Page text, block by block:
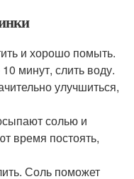
и хорошо помыть.
минут, слить воду.
улучшиться,
солью и
время постоять,
Соль поможет